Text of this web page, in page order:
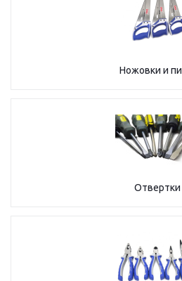
Ножовки и
Отвертки